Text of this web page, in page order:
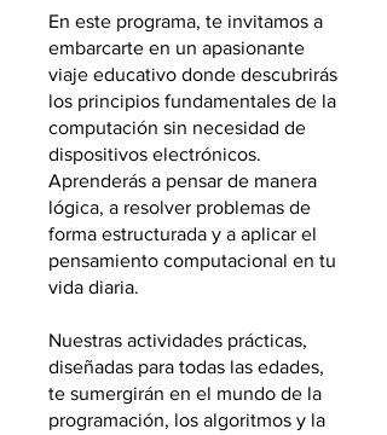
En este programa, te invitamos a
embarcarte en un apasionante
viaje educativo donde descubrirás
los principios fundamentales de la
computación sin necesidad de
dispositivos electrónicos.
Aprenderás a pensar de manera
lógica, a resolver problemas de
forma estructurada y a aplicar el
pensamiento computacional en tu
vida diaria.
Nuestras actividades prácticas,
diseñadas para todas las edades,
te sumergirán en el mundo de la
programación, los algoritmos y la